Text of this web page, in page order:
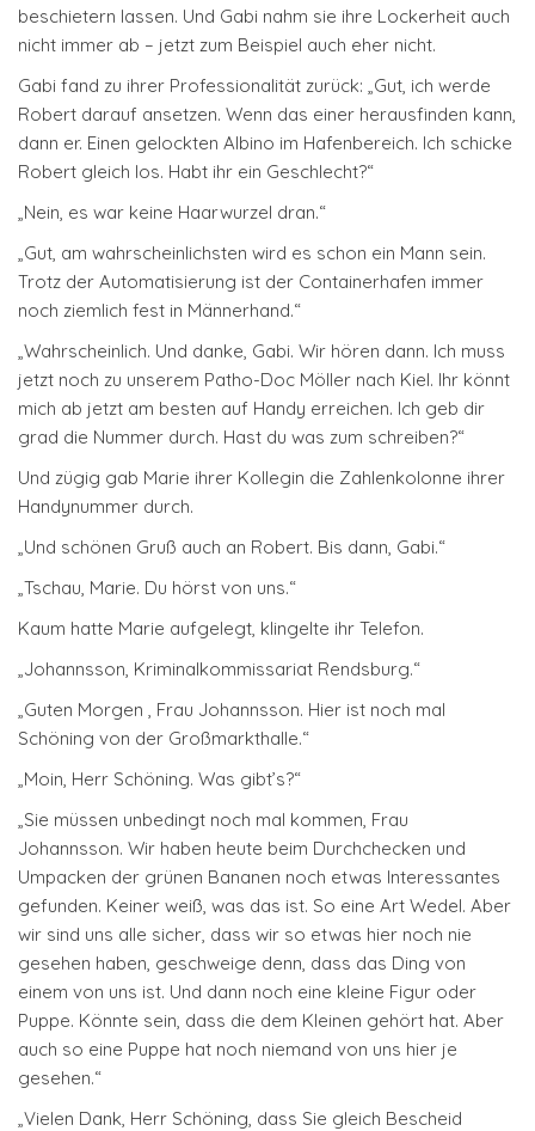
beschietern lassen. Und Gabi nahm sie ihre Lockerheit auch
nicht immer ab – jetzt zum Beispiel auch eher nicht.
Gabi fand zu ihrer Professionalität zurück: „Gut, ich werde
Robert darauf ansetzen. Wenn das einer herausfinden kann,
dann er. Einen gelockten Albino im Hafenbereich. Ich schicke
Robert gleich los. Habt ihr ein Geschlecht?“
„Nein, es war keine Haarwurzel dran.“
„Gut, am wahrscheinlichsten wird es schon ein Mann sein.
Trotz der Automatisierung ist der Containerhafen immer
noch ziemlich fest in Männerhand.“
„Wahrscheinlich. Und danke, Gabi. Wir hören dann. Ich muss
jetzt noch zu unserem Patho-Doc Möller nach Kiel. Ihr könnt
mich ab jetzt am besten auf Handy erreichen. Ich geb dir
grad die Nummer durch. Hast du was zum schreiben?“
Und zügig gab Marie ihrer Kollegin die Zahlenkolonne ihrer
Handynummer durch.
„Und schönen Gruß auch an Robert. Bis dann, Gabi.“
„Tschau, Marie. Du hörst von uns.“
Kaum hatte Marie aufgelegt, klingelte ihr Telefon.
„Johannsson, Kriminalkommissariat Rendsburg.“
„Guten Morgen , Frau Johannsson. Hier ist noch mal
Schöning von der Großmarkthalle.“
„Moin, Herr Schöning. Was gibt’s?“
„Sie müssen unbedingt noch mal kommen, Frau
Johannsson. Wir haben heute beim Durchchecken und
Umpacken der grünen Bananen noch etwas Interessantes
gefunden. Keiner weiß, was das ist. So eine Art Wedel. Aber
wir sind uns alle sicher, dass wir so etwas hier noch nie
gesehen haben, geschweige denn, dass das Ding von
einem von uns ist. Und dann noch eine kleine Figur oder
Puppe. Könnte sein, dass die dem Kleinen gehört hat. Aber
auch so eine Puppe hat noch niemand von uns hier je
gesehen.“
„Vielen Dank, Herr Schöning, dass Sie gleich Bescheid